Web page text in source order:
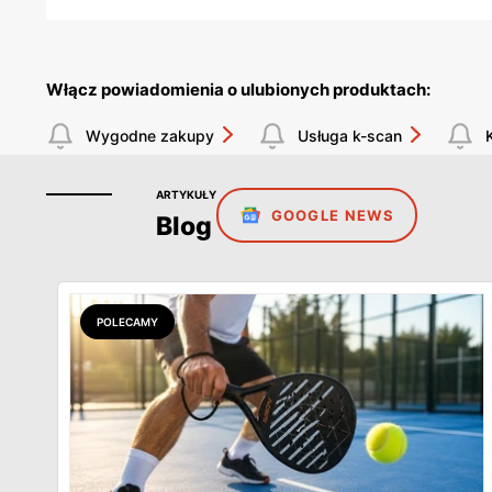
Włącz powiadomienia o ulubionych produktach:
Wygodne zakupy Usługa k-scan
ARTYKUŁY
Blog GOOGLE NEWS
POLECAMY